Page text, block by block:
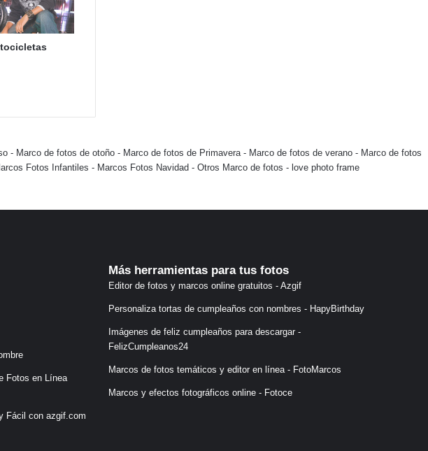
- Marco de fotos de otoño - Marco de fotos de Primavera - Marco de fotos de verano - Marco de fotos
Fotos Infantiles - Marcos Fotos Navidad - Otros Marco de fotos - love photo frame
Fotos en Línea
Fácil con azgif.com
Más herramientas para tus fotos
Editor de fotos y marcos online gratuitos - Azgif
Personaliza tortas de cumpleaños con nombres - HapyBirthday
Imágenes de feliz cumpleaños para descargar -
FelizCumpleanos24
Marcos de fotos temáticos y editor en línea - FotoMarcos
Marcos y efectos fotográficos online - Fotoce